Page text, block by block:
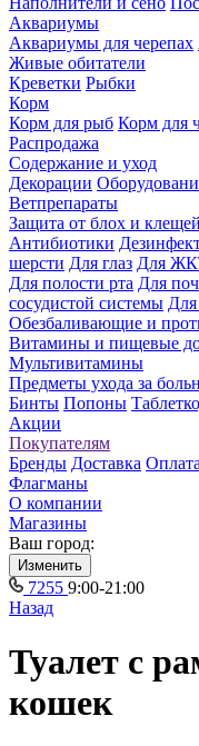
Аквариумы
Аквариумы для черепах
Живые обитатели
Креветки Рыбки
Корм
Корм для рыб Корм для
Распродажа
Содержание и уход
Декорации
Ветпрепараты
Защита от блох и клещей
Антибиотики
шерсти Для глаз Для
Для полости рта Для
сосудистой системы Для
Обезбаливающие и
Витамины и пищевые
Мультивитамины
Предметы ухода за
Бинты Попоны
Акции
Покупателям
Бренды Доставка Оплата
Флагманы
О компании
Магазины
Ваш город:
Изменить
7255 9:00-21:00
Назад
Туалет с
кошек